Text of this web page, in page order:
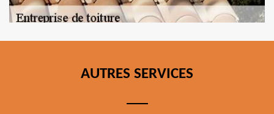
AUTRES SERVICES